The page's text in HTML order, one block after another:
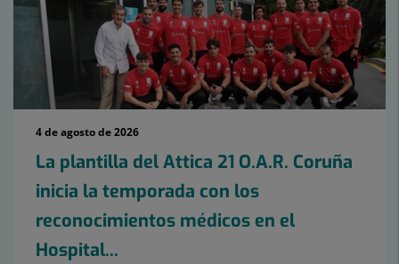
4 de agosto de 2026
La plantilla del Attica 21 O.A.R. Coruña
inicia la temporada con los
reconocimientos médicos en el
Hospital...